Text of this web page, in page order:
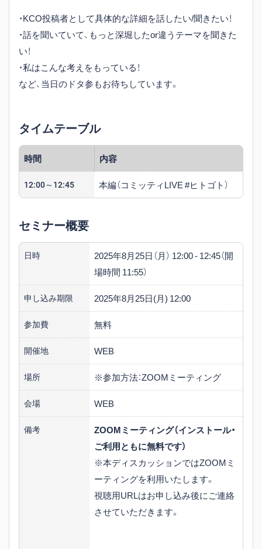
・KCO投稿者として具体的な詳細を話したい/聞きたい！
・話を聞いていて、もっと深堀したor違うテーマを聞きた
い！
・私はこんな考えをもっている！
など、当日のドタ参もお待ちしています。
タイムテーブル
時間 内容
12:00～12:45 本編（コミッティLIVE #ヒトゴト）
セミナー概要
日時
2025年8月25日（月） 12:00 - 12:45（開
場時間 11:55）
申し込み期限 2025年8月25日(月) 12:00
参加費 無料
開催地 WEB
場所 ※参加方法：ZOOMミーティング
会場 WEB
備考
ZOOMミーティング（インストール・
ご利用ともに無料です）
※本ディスカッションではZOOMミ
ーティングを利用いたします。
視聴用URLはお申し込み後にご連絡
させていただきます。